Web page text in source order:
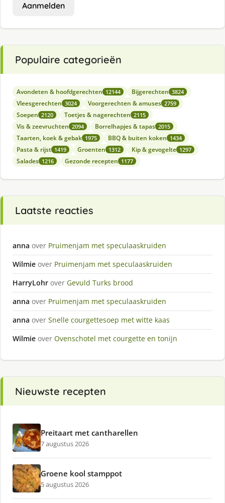
Aanmelden
Populaire categorieën
Avondeten & hoofdgerechten 12144 Bijgerechten 3824
Vleesgerechten 3024 Voorgerechten & amuses 2759
Soepen 2120 Toetjes & nagerechten 2115
Vis & zeevruchten 2094 Borrelhapjes & tapas 2015
Taarten, koek & gebak 1975 BBQ & buiten koken 1434
Pasta & rijst 1419 Groenten 1312 Kip & gevogelte 1297
Salades 1216 Gezonde recepten 1177
Laatste reacties
anna over Pruimenjam met speculaaskruiden
Wilmie over Pruimenjam met speculaaskruiden
HarryLohr over Gevuld Turks brood
anna over Pruimenjam met speculaaskruiden
anna over Snelle courgettesoep met witte kaas
Wilmie over Ovenschotel met courgette en tonijn
Nieuwste recepten
Preitaart met cantharellen
7 augustus 2026
Groene kool stamppot
5 augustus 2026